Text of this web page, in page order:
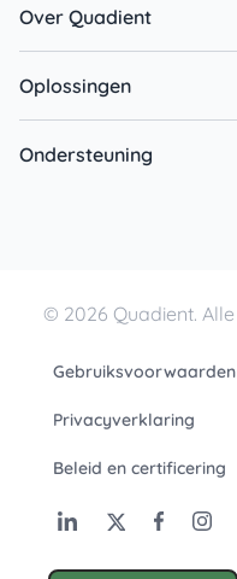
Over Quadient
Oplossingen
Ondersteuning
© 2026 Quadient.
Gebruiksvoorwaarden
Privacyverklaring
Beleid en certificering